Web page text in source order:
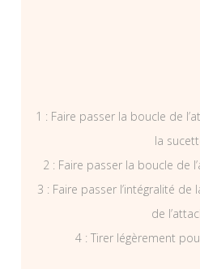
1 : Faire passer la boucle de
la
2 : Faire passer la boucle de
3 : Faire passer l’intégralité
de
4 : Tirer légèrement